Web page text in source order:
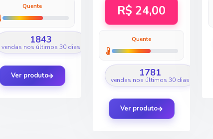
Quente
1843
vendas nos últimos 30 dias
Ver produto
R$ 24,00
Quente
1781
vendas nos últimos 30 dias
Ver produto